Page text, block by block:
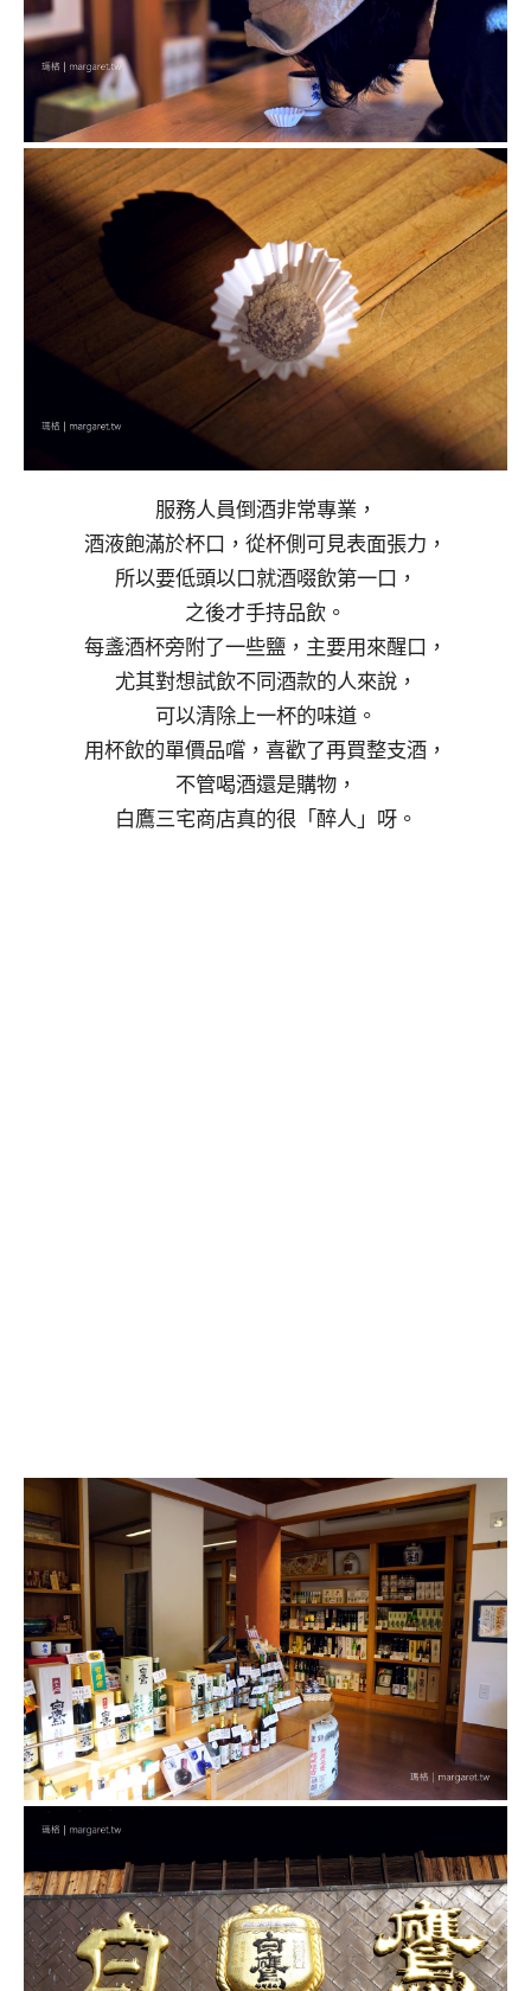
服務人員倒酒非常專業，
酒液飽滿於杯口，從杯側可見表面張力，
所以要低頭以口就酒啜飲第一口，
之後才手持品飲。
每盞酒杯旁附了一些鹽，主要用來醒口，
尤其對想試飲不同酒款的人來說，
可以清除上一杯的味道。
用杯飲的單價品嚐，喜歡了再買整支酒，
不管喝酒還是購物，
白鷹三宅商店真的很「醉人」呀。